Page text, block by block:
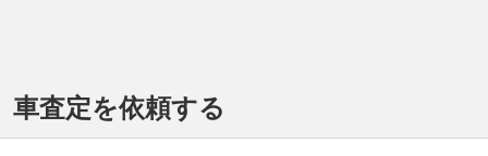
車査定を依頼する